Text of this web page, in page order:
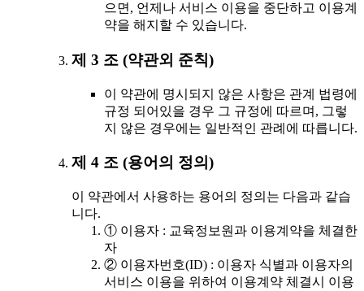
으면, 언제나 서비스 이용을 중단하고 이용계
약을 해지할 수 있습니다.
제 3 조 (약관외 준칙)
이 약관에 명시되지 않은 사항은 관계 법령에
규정 되어있을 경우 그 규정에 따르며, 그렇
지 않은 경우에는 일반적인 관례에 따릅니다.
제 4 조 (용어의 정의)
이 약관에서 사용하는 용어의 정의는 다음과 같습
니다.
① 이용자 : 교육정보원과 이용계약을 체결한
자
② 이용자번호(ID) : 이용자 식별과 이용자의
서비스 이용을 위하여 이용계약 체결시 이용